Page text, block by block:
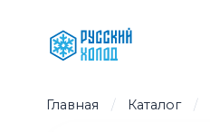
содержимому
Главная / Каталог /